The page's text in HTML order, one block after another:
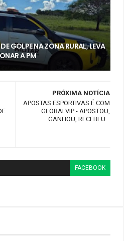
GOLPE NA ZONA RURAL, LEVA
A PM
PRÓXIMA NOTÍCIA
APOSTAS ESPORTIVAS É COM
GLOBALVIP - APOSTOU,
GANHOU, RECEBEU...
FACEBOOK